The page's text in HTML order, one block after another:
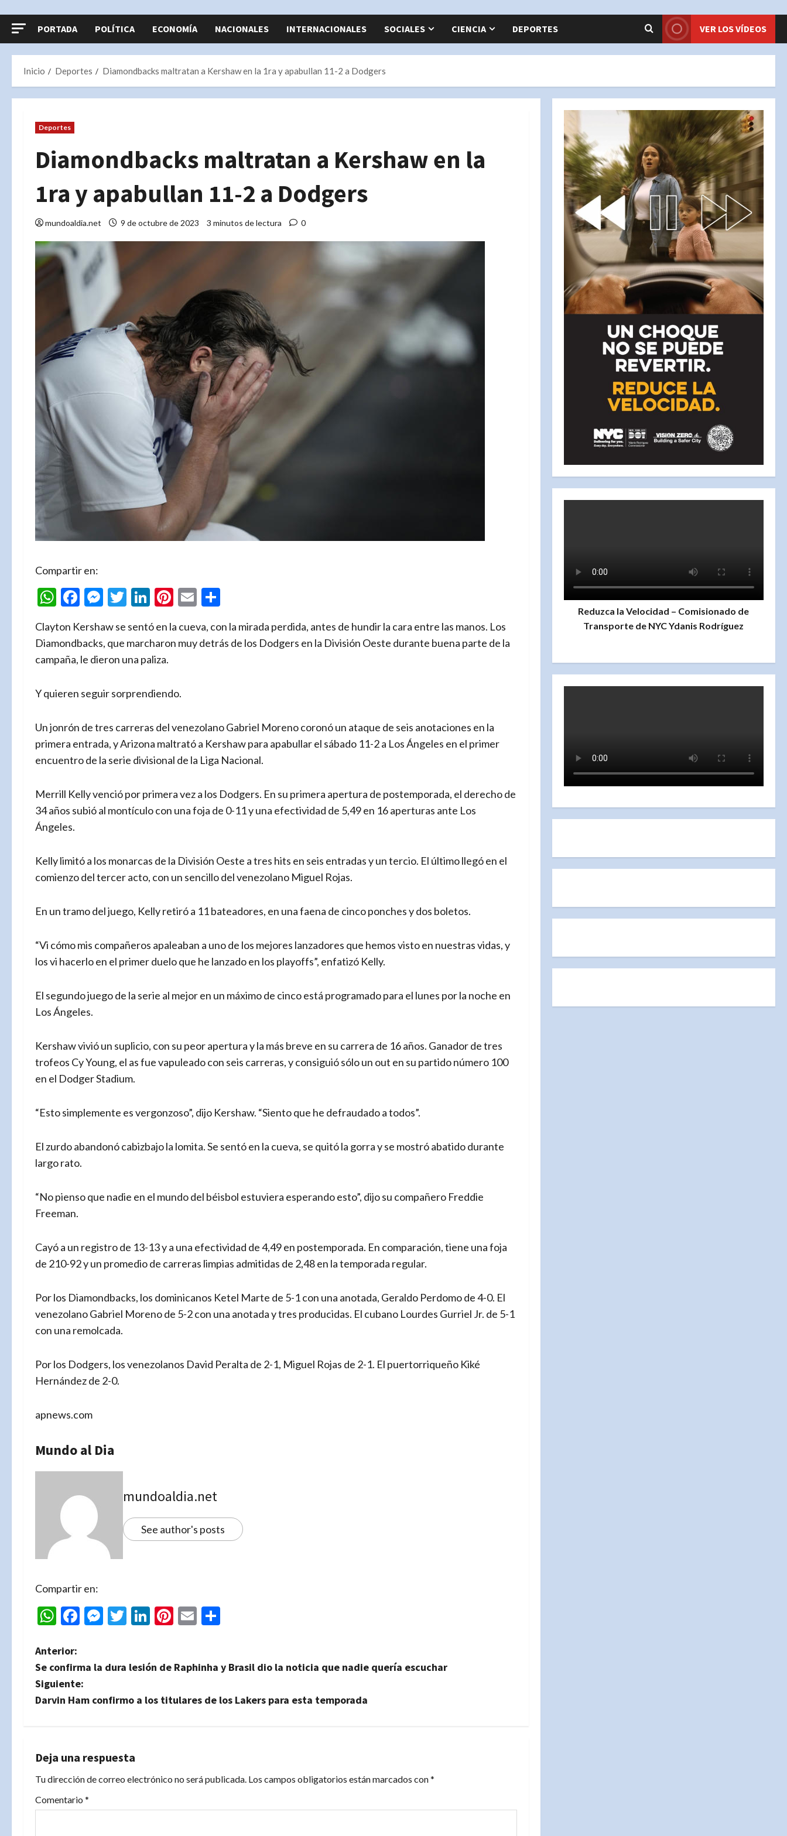
PORTADA POLÍTICA ECONOMÍA NACIONALES INTERNACIONALES SOCIALES CIENCIA DEPORTES VER LOS VÍDEOS
Inicio Deportes Diamondbacks maltratan a Kershaw en la 1ra y apabullan 11-2 a Dodgers
Deportes
Diamondbacks maltratan a Kershaw en la
1ra y apabullan 11-2 a Dodgers
mundoaldia.net 9 de octubre de 2023 3 minutos de lectura 0
Compartir en:
WhatsApp
Facebook
Messenger
Twitter
LinkedIn
Pinterest
Email
Clayton Kershaw se sentó en la cueva, con la mirada perdida, antes de hundir la cara entre las manos. Los
Diamondbacks, que marcharon muy detrás de los Dodgers en la División Oeste durante buena parte de la
campaña, le dieron una paliza.
Y quieren seguir sorprendiendo.
Un jonrón de tres carreras del venezolano Gabriel Moreno coronó un ataque de seis anotaciones en la
primera entrada, y Arizona maltrató a Kershaw para apabullar el sábado 11-2 a Los Ángeles en el primer
encuentro de la serie divisional de la Liga Nacional.
Merrill Kelly venció por primera vez a los Dodgers. En su primera apertura de postemporada, el derecho de
34 años subió al montículo con una foja de 0-11 y una efectividad de 5,49 en 16 aperturas ante Los
Ángeles.
Kelly limitó a los monarcas de la División Oeste a tres hits en seis entradas y un tercio. El último llegó en el
comienzo del tercer acto, con un sencillo del venezolano Miguel Rojas.
En un tramo del juego, Kelly retiró a 11 bateadores, en una faena de cinco ponches y dos boletos.
“Vi cómo mis compañeros apaleaban a uno de los mejores lanzadores que hemos visto en nuestras vidas, y
los vi hacerlo en el primer duelo que he lanzado en los playoffs”, enfatizó Kelly.
El segundo juego de la serie al mejor en un máximo de cinco está programado para el lunes por la noche en
Los Ángeles.
Kershaw vivió un suplicio, con su peor apertura y la más breve en su carrera de 16 años. Ganador de tres
trofeos Cy Young, el as fue vapuleado con seis carreras, y consiguió sólo un out en su partido número 100
en el Dodger Stadium.
“Esto simplemente es vergonzoso”, dijo Kershaw. “Siento que he defraudado a todos”.
El zurdo abandonó cabizbajo la lomita. Se sentó en la cueva, se quitó la gorra y se mostró abatido durante
largo rato.
“No pienso que nadie en el mundo del béisbol estuviera esperando esto”, dijo su compañero Freddie
Freeman.
Cayó a un registro de 13-13 y a una efectividad de 4,49 en postemporada. En comparación, tiene una foja
de 210-92 y un promedio de carreras limpias admitidas de 2,48 en la temporada regular.
Por los Diamondbacks, los dominicanos Ketel Marte de 5-1 con una anotada, Geraldo Perdomo de 4-0. El
venezolano Gabriel Moreno de 5-2 con una anotada y tres producidas. El cubano Lourdes Gurriel Jr. de 5-1
con una remolcada.
Por los Dodgers, los venezolanos David Peralta de 2-1, Miguel Rojas de 2-1. El puertorriqueño Kiké
Hernández de 2-0.
apnews.com
Mundo al Dia
mundoaldia.net
See author's posts
Compartir en:
WhatsApp
Facebook
Messenger
Twitter
LinkedIn
Pinterest
Email
N
a
v
g
a
c
Anterior:
Se confirma la dura lesión de Raphinha y Brasil dio la noticia que nadie quería escuchar
Siguiente:
Darvin Ham confirmo a los titulares de los Lakers para esta temporada
Deja una respuesta
Tu dirección de correo electrónico no será publicada. Los campos obligatorios están marcados con*
Comentario *
Reduzca la Velocidad – Comisionado de
Transporte de NYC Ydanis Rodríguez